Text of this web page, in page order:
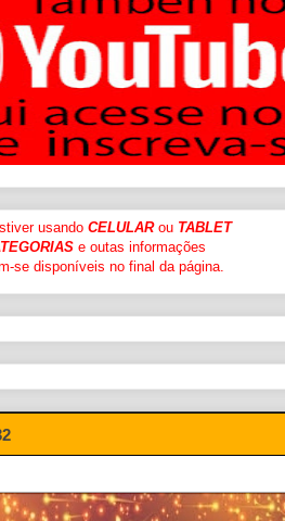
usando CELULARou TABLET
e outas informações
se disponíveis no final da página.